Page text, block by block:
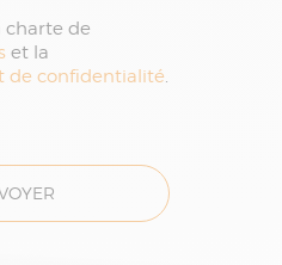
charte de
et la
de confidentialité.